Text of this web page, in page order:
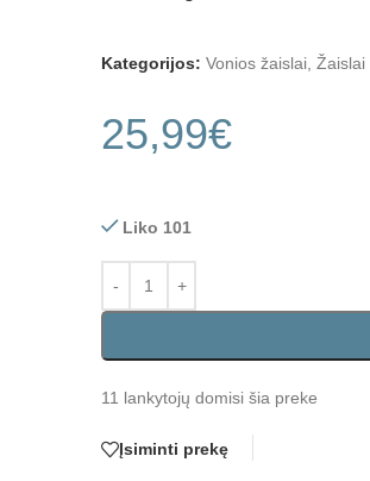
Kategorijos: Vonios žaislai Žaislai
25,99€
Liko 101
11 lankytojų domisi šia preke
Įsiminti prekę